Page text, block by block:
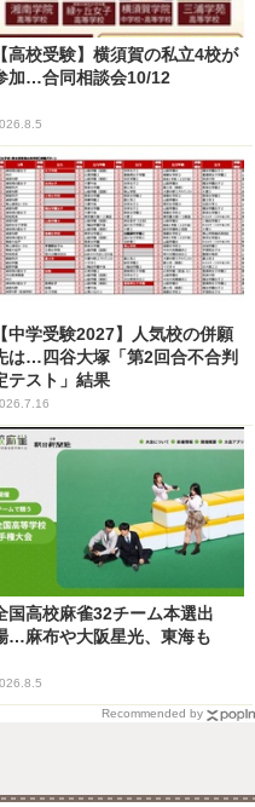
【高校受験】横須賀の私立4校が
加…合同相談会10/12
【中学受験2027】人気校の併願
は…四谷大塚「第2回合不合判
テスト」結果
国高校麻雀32チーム本選出
…麻布や大阪星光、東海も
Recommended by